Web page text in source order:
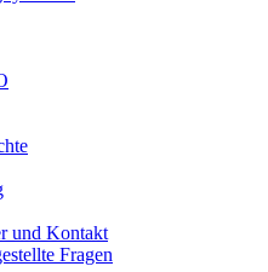
und Kontakt
Fragen